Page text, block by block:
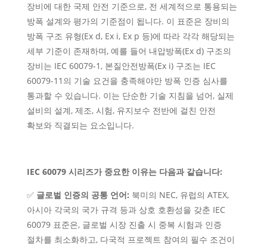
장비에 대한 국제 안전 기준으로, 전 세계적으로 통용되는
방폭 설계와 평가의 기준점이 됩니다. 이 표준은 장비의
방폭 구조 유형(Ex d, Ex i, Ex p 등)에 따라 각각 해당되는
세부 기준이 존재하며, 예를 들어 내압방폭(Ex d) 구조의
장비는 IEC 60079-1, 본질안전방폭(Ex i) 구조는 IEC
60079-11의 기술 요건을 충족해야만 방폭 인증 심사를
통과할 수 있습니다. 이는 단순한 기술 지침을 넘어, 실제
설비의 설계, 제조, 시험, 유지보수 전반에 걸친 안전
확보와 직결되는 요소입니다.
IEC 60079 시리즈가 중요한 이유는 다음과 같습니다:
✅글로벌 인증의 공통 언어: 북미의 NEC, 유럽의 ATEX,
아시아 각국의 국가 규격 등과 상호 호환성을 갖춘 IEC
60079 표준은, 글로벌 시장 진출 시 중복 시험과 인증
절차를 최소화하고, 다국적 프로젝트 참여의 필수 조건이